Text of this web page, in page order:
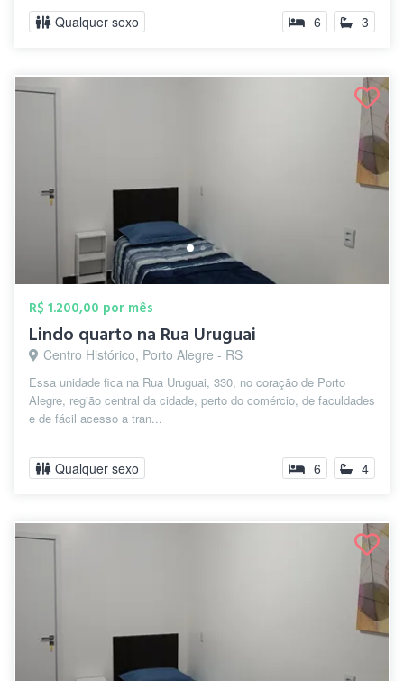
Qualquer sexo 6 3
R$ 1.200,00 por mês
Lindo quarto na Rua Uruguai
Centro Histórico, Porto Alegre - RS
Essa unidade fica na Rua Uruguai, 330, no coração de Porto
Alegre, região central da cidade, perto do comércio, de faculdades
e de fácil acesso a tran...
Qualquer sexo 6 4